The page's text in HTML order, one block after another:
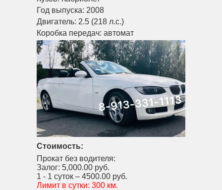
Год выпуска: 2008
Двигатель: 2.5 (218 л.с.)
Коробка передач: автомат
Стоимость:
Прокат без водителя:
Залог: 5,000.00 руб.
1 - 1 суток – 4500.00 руб.
Лимит в сутки: 300 км.